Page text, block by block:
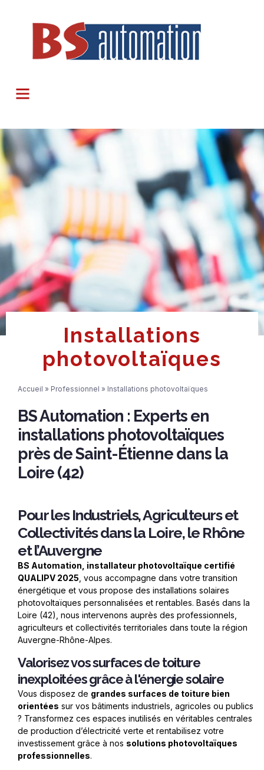
Installations
photovoltaïques
Accueil » Professionnel » Installations photovoltaïques
BS Automation : Experts en
installations photovoltaïques
près de Saint-Étienne dans la
Loire (42)
Pour les Industriels, Agriculteurs et
Collectivités dans la Loire, le Rhône
et l’Auvergne
BS Automation, installateur photovoltaïque certifié
QUALIPV 2025 , vous accompagne dans votre transition
énergétique et vous propose des installations solaires
photovoltaïques personnalisées et rentables. Basés dans la
Loire (42), nous intervenons auprès des professionnels,
agriculteurs et collectivités territoriales dans toute la région
Auvergne-Rhône-Alpes.
Valorisez vos surfaces de toiture
inexploitées grâce à l'énergie solaire
Vous disposez de grandes surfaces de toiture bien
orientées sur vos bâtiments industriels, agricoles ou publics
? Transformez ces espaces inutilisés en véritables centrales
de production d’électricité verte et rentabilisez votre
investissement grâce à nos solutions photovoltaïques
professionnelles.